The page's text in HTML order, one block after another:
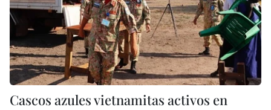
Cascos azules vietnamitas activos en